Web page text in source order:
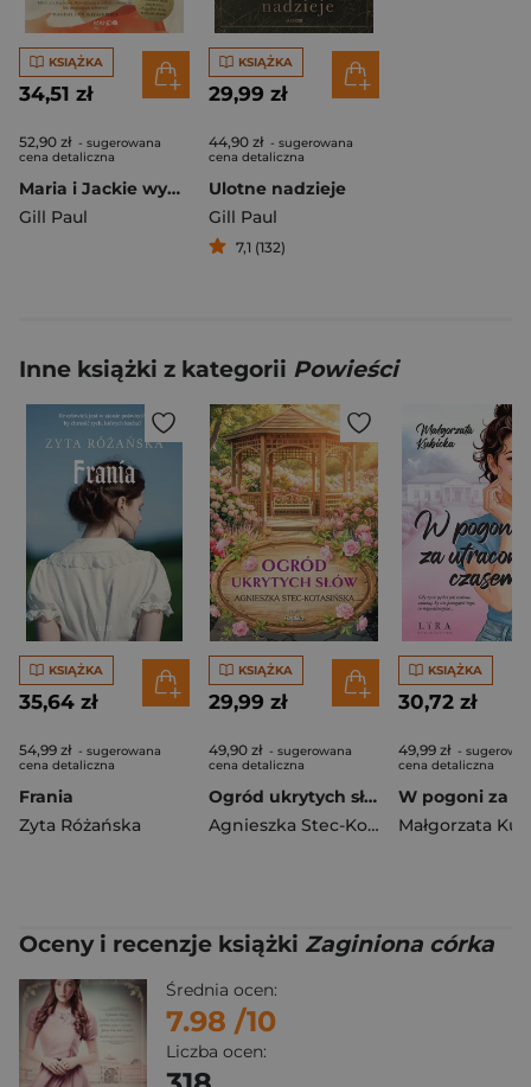
KSIĄŻKA
34,51 zł
52,90 zł - sugerowana
cena detaliczna
Maria i Jackie wyd. 2
Gill Paul
KSIĄŻKA
29,99 zł
44,90 zł - sugerowana
cena detaliczna
Ulotne nadzieje
Gill Paul
7,1 (132)
Inne książki z kategorii Powieści
KSIĄŻKA
35,64 zł
54,99 zł - sugerowana
cena detaliczna
Frania
Zyta Różańska
KSIĄŻKA
29,99 zł
49,90 zł - sugerowana
cena detaliczna
Ogród ukrytych słów
Agnieszka Stec-Kotasińska
KSIĄŻKA
30,72 zł
49,99 zł -
cena detaliczna
Małgorzata
Oceny i recenzje książki Zaginiona córka
Średnia ocen:
7.98 /10
Liczba ocen: